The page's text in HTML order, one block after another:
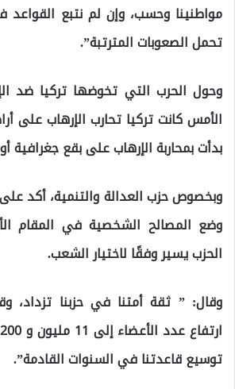
مواطنينا وحسب، وإن لم نتبع القواعد
تحمل الصعوبات المترتبة”.
وحول الحرب التي تخوضها تركيا ضد
الأمس كانت تركيا تحارب الإرهاب على
بدأت بمحاربة الإرهاب على بقع جغرافية
وبخصوص حزب العدالة والتنمية، أكد
وضع المصالح الشخصية في المقام
الحزب يسير وفقًا لاختيار الشعب.
وقال: ” ثقة أمتنا في حزبنا تزداد،
توسيع قاعدتنا في السنوات القادمة”.